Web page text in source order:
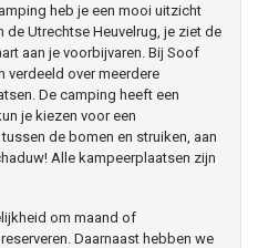
heb je een mooi uitzicht
Utrechtse Heuvelrug, je ziet de
aan je voorbijvaren. Bij Soof
verdeeld over meerdere
De camping heeft een
je kiezen voor een
de bomen en struiken, aan
Alle kampeerplaatsen zijn
om maand of
Daarnaast hebben we